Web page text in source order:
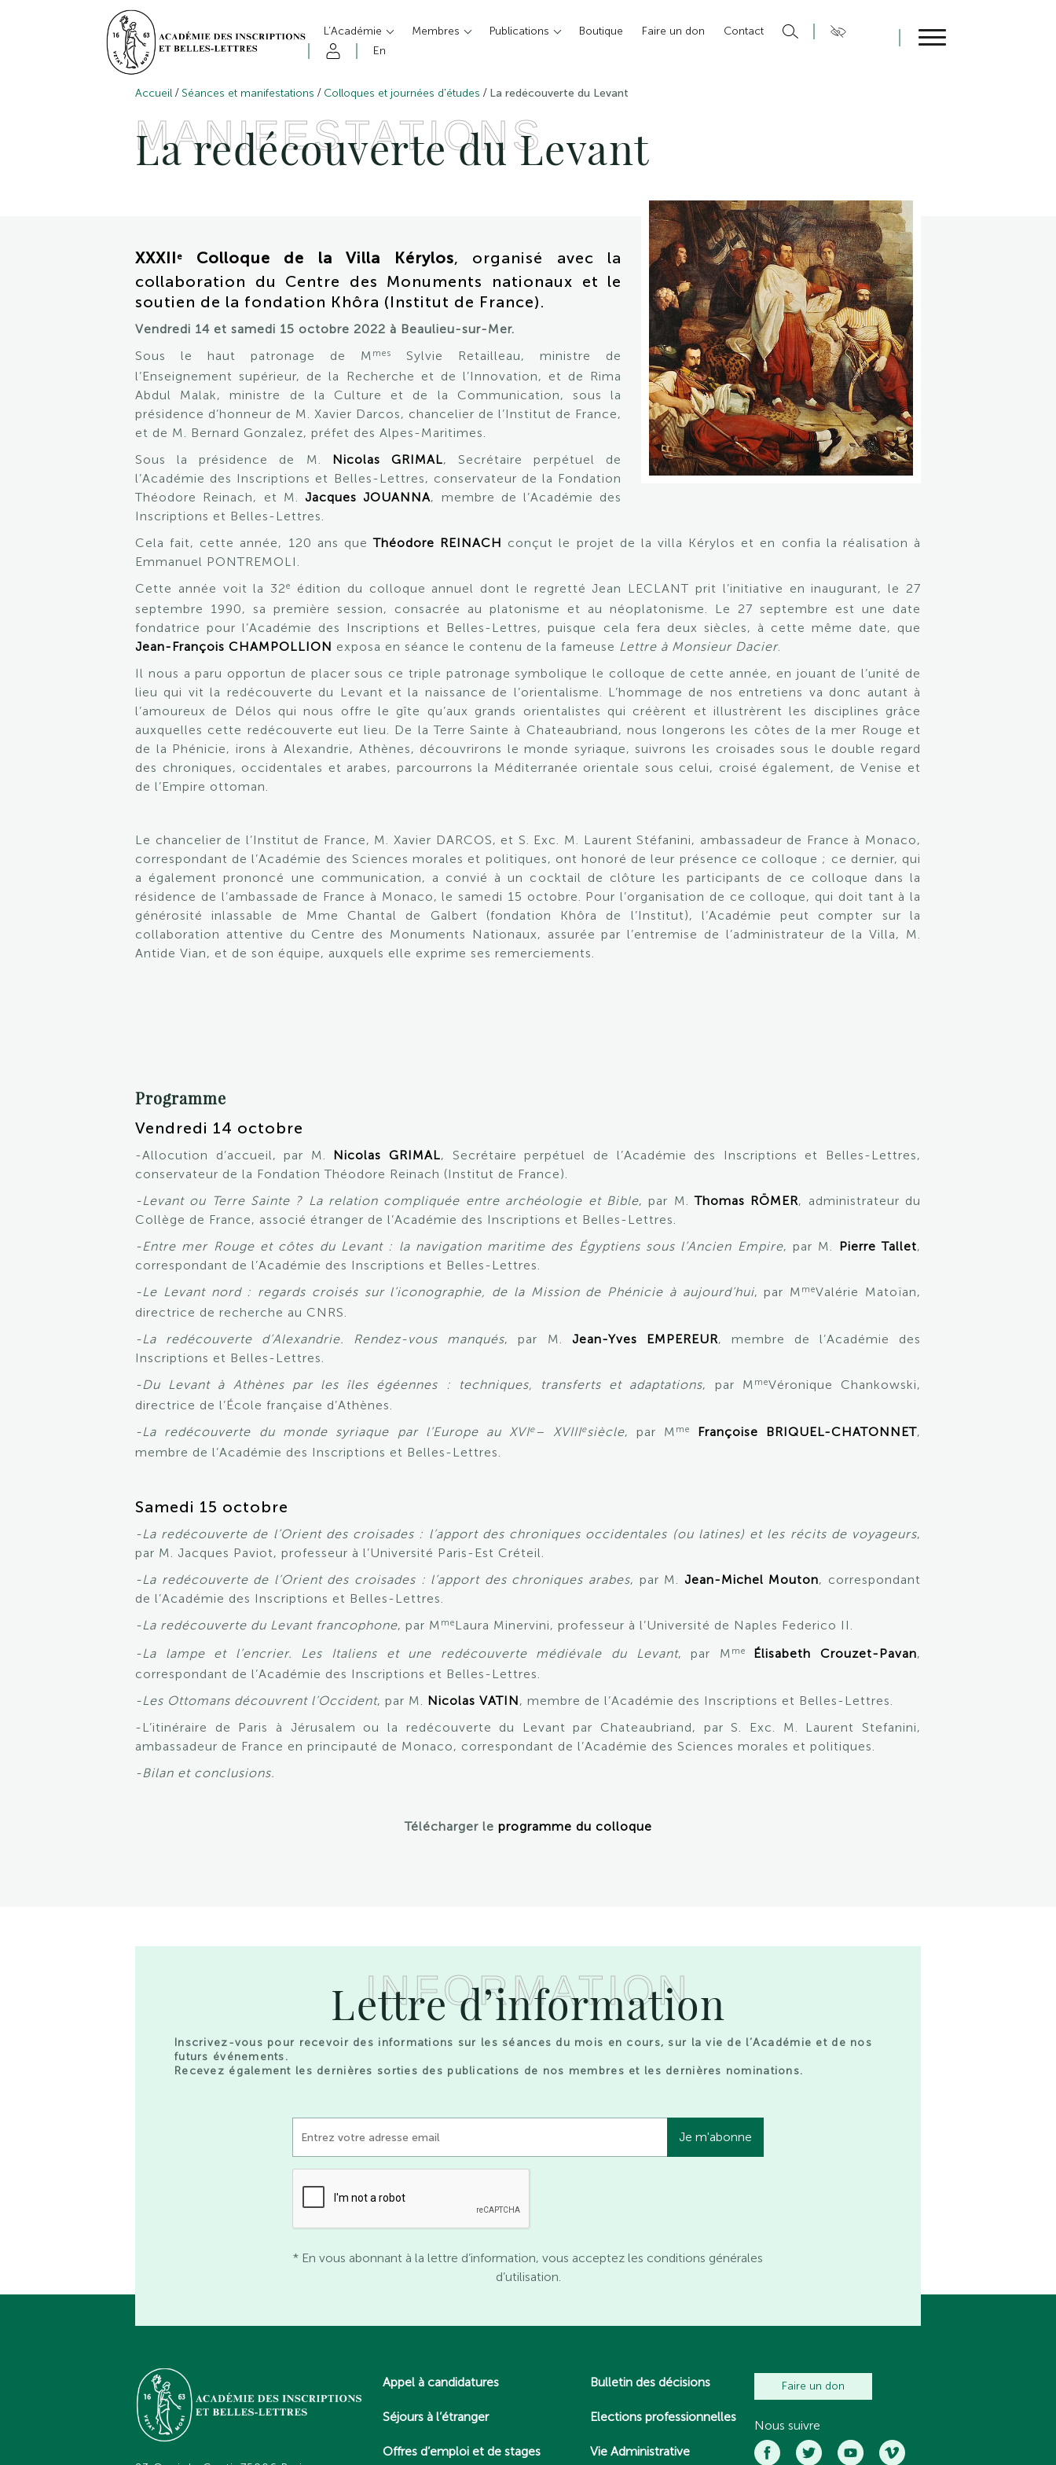
L’Académie Membres Publications Boutique Faire un don
Contact
En
Accueil / Séances et manifestations / Colloques et journées d'études / La redécouverte du Levant
MANIFESTATIONS
La redécouverte du Levant
XXXII e Colloque de la Villa Kérylos, organisé avec la
collaboration du Centre des Monuments nationaux et le
soutien de la fondation Khôra (Institut de France).
Vendredi 14 et samedi 15 octobre 2022 à Beaulieu-sur-Mer.
Sous le haut patronage de M mes
Sylvie Retailleau, ministre de
l’Enseignement supérieur, de la Recherche et de l’Innovation, et de Rima
Abdul Malak, ministre de la Culture et de la Communication, sous la
présidence d’honneur de M. Xavier Darcos, chancelier de l’Institut de France,
et de M. Bernard Gonzalez, préfet des Alpes-Maritimes.
Sous la présidence de M. Nicolas GRIMAL, Secrétaire perpétuel de
l’Académie des Inscriptions et Belles-Lettres, conservateur de la Fondation
Théodore Reinach, et M.Jacques JOUANNA, membre de l’Académie des
Inscriptions et Belles-Lettres.
Cela fait, cette année, 120 ans queThéodore REINACH conçut le projet de la villa Kérylos et en confia la réalisation à
Emmanuel PONTREMOLI.
Cette année voit la 32e
édition du colloque annuel dont le regretté Jean LECLANT prit l’initiative en inaugurant, le 27
septembre 1990, sa première session, consacrée au platonisme et au néoplatonisme. Le 27 septembre est une date
fondatrice pour l’Académie des Inscriptions et Belles-Lettres, puisque cela fera deux siècles, à cette même date, que
Jean-François CHAMPOLLION exposa en séance le contenu de la fameuse Lettre à Monsieur Dacier.
Il nous a paru opportun de placer sous ce triple patronage symbolique le colloque de cette année, en jouant de l’unité de
lieu qui vit la redécouverte du Levant et la naissance de l’orientalisme. L’hommage de nos entretiens va donc autant à
l’amoureux de Délos qui nous offre le gîte qu’aux grands orientalistes qui créèrent et illustrèrent les disciplines grâce
auxquelles cette redécouverte eut lieu. De la Terre Sainte à Chateaubriand, nous longerons les côtes de la mer Rouge et
de la Phénicie, irons à Alexandrie, Athènes, découvrirons le monde syriaque, suivrons les croisades sous le double regard
des chroniques, occidentales et arabes, parcourrons la Méditerranée orientale sous celui, croisé également, de Venise et
de l’Empire ottoman.
Le chancelier de l’Institut de France, M. Xavier DARCOS, et S. Exc. M. Laurent Stéfanini, ambassadeur de France à Monaco,
correspondant de l’Académie des Sciences morales et politiques, ont honoré de leur présence ce colloque ; ce dernier, qui
a également prononcé une communication, a convié à un cocktail de clôture les participants de ce colloque dans la
résidence de l’ambassade de France à Monaco, le samedi 15 octobre. Pour l’organisation de ce colloque, qui doit tant à la
générosité inlassable de Mme Chantal de Galbert (fondation Khôra de l’Institut), l’Académie peut compter sur la
collaboration attentive du Centre des Monuments Nationaux, assurée par l’entremise de l’administrateur de la Villa, M.
Antide Vian, et de son équipe, auxquels elle exprime ses remerciements.
Programme
Vendredi 14 octobre
-Allocution d’accueil, par M. Nicolas GRIMAL, Secrétaire perpétuel de l’Académie des Inscriptions et Belles-Lettres,
conservateur de la Fondation Théodore Reinach (Institut de France).
-Levant ou Terre Sainte ? La relation compliquée entre archéologie et Bible, par M. Thomas RÖMER, administrateur du
Collège de France, associé étranger de l’Académie des Inscriptions et Belles-Lettres.
-Entre mer Rouge et côtes du Levant : la navigation maritime des Égyptiens sous l’Ancien Empire, par M. Pierre Tallet,
correspondant de l’Académie des Inscriptions et Belles-Lettres.
-Le Levant nord : regards croisés sur l’iconographie, de la Mission de Phénicie à aujourd’hui, par M meValérie Matoïan,
directrice de recherche au CNRS.
-La redécouverte d’Alexandrie. Rendez-vous manqués, par M. Jean-Yves EMPEREUR, membre de l’Académie des
Inscriptions et Belles-Lettres.
-Du Levant à Athènes par les îles égéennes : techniques, transferts et adaptations, par M meVéronique Chankowski,
directrice de l’École française d’Athènes.
-La redécouverte du monde syriaque par l’Europe au XVIe– XVIIIesiècle, par M me Françoise BRIQUEL-CHATONNET,
membre de l’Académie des Inscriptions et Belles-Lettres.
Samedi 15 octobre
-La redécouverte de l’Orient des croisades : l’apport des chroniques occidentales (ou latines) et les récits de voyageurs,
par M. Jacques Paviot, professeur à l’Université Paris-Est Créteil.
-La redécouverte de l’Orient des croisades : l’apport des chroniques arabes, par M. Jean-Michel Mouton, correspondant
de l’Académie des Inscriptions et Belles-Lettres.
-La redécouverte du Levant francophone, par M meLaura Minervini, professeur à l’Université de Naples Federico II.
-La lampe et l’encrier. Les Italiens et une redécouverte médiévale du Levant, par M me Élisabeth Crouzet-Pavan,
correspondant de l’Académie des Inscriptions et Belles-Lettres.
-Les Ottomans découvrent l’Occident, par M. Nicolas VATIN, membre de l’Académie des Inscriptions et Belles-Lettres.
-L’itinéraire de Paris à Jérusalem ou la redécouverte du Levant par Chateaubriand, par S. Exc. M. Laurent Stefanini,
ambassadeur de France en principauté de Monaco, correspondant de l’Académie des Sciences morales et politiques.
-Bilan et conclusions.
Télécharger le programme du colloque
INFORMATION
Lettre d’information
Inscrivez-vous pour recevoir des informations sur les séances du mois en cours, sur la vie de l’Académie et de nos
futurs événements.
Recevez également les dernières sorties des publications de nos membres et les dernières nominations.
* En vous abonnant à la lettre d’information, vous acceptez les conditions générales
d’utilisation.
Appel à candidatures
Séjours à l’étranger
Offres d’emploi et de stages
Bulletin des décisions
Elections professionnelles
Vie Administrative
Faire un don
Nous suivre